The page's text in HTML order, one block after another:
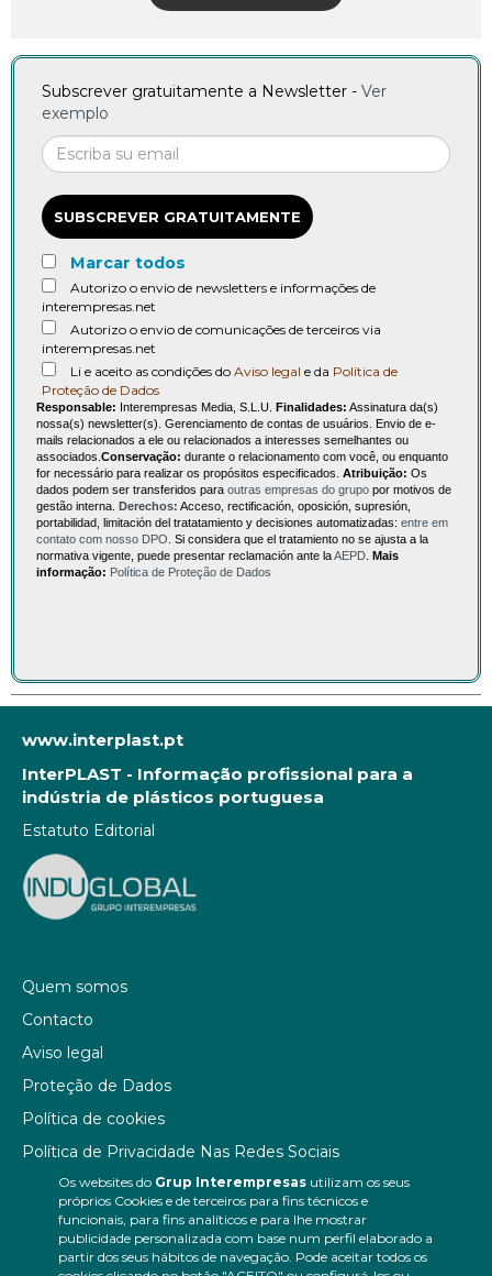
Os websites do Grup Interempresasutilizam os seus
próprios Cookies e de terceiros para fins técnicos e
funcionais, para fins analíticos e para lhe mostrar
publicidade personalizada com base num perfil elaborado a
partir dos seus hábitos de navegação. Pode aceitar todos os
Subscrever gratuitamente a Newsletter - Ver
exemplo
SUBSCREVER GRATUITAMENTE
Marcar todos
Autorizo o envio de newsletters e informações de
interempresas.net
Autorizo o envio de comunicações de terceiros via
interempresas.net
Li e aceito as condições do Aviso legal e da Política de
Proteção de Dados
Responsable: Interempresas Media, S.L.U. Finalidades: Assinatura da(s)
nossa(s) newsletter(s). Gerenciamento de contas de usuários. Envio de e-
mails relacionados a ele ou relacionados a interesses semelhantes ou
associados. Conservação: durante o relacionamento com você, ou enquanto
for necessário para realizar os propósitos especificados. Atribuição: Os
dados podem ser transferidos para outras empresas do grupo por motivos de
gestão interna. Derechos: Acceso, rectificación, oposición, supresión,
portabilidad, limitación del tratatamiento y decisiones automatizadas: entre em
contato com nosso DPO . Si considera que el tratamiento no se ajusta a la
normativa vigente, puede presentar reclamación ante laAEPD Mais
informação: Política de Proteção de Dados
www.interplast.pt
InterPLAST - Informação profissional para a
indústria de plásticos portuguesa
Estatuto Editorial
Quem somos
Contacto
Aviso legal
Proteção de Dados
Política de cookies
Política de Privacidade Nas Redes Sociais
Canal de denúncias
Colaborações editoriais